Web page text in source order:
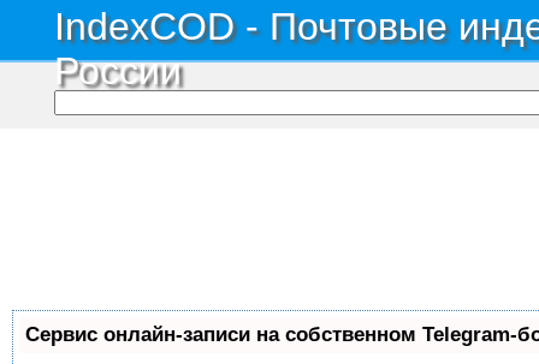
IndexCOD - Почтовые
России
Сервис онлайн-записи на собственном Telegram-